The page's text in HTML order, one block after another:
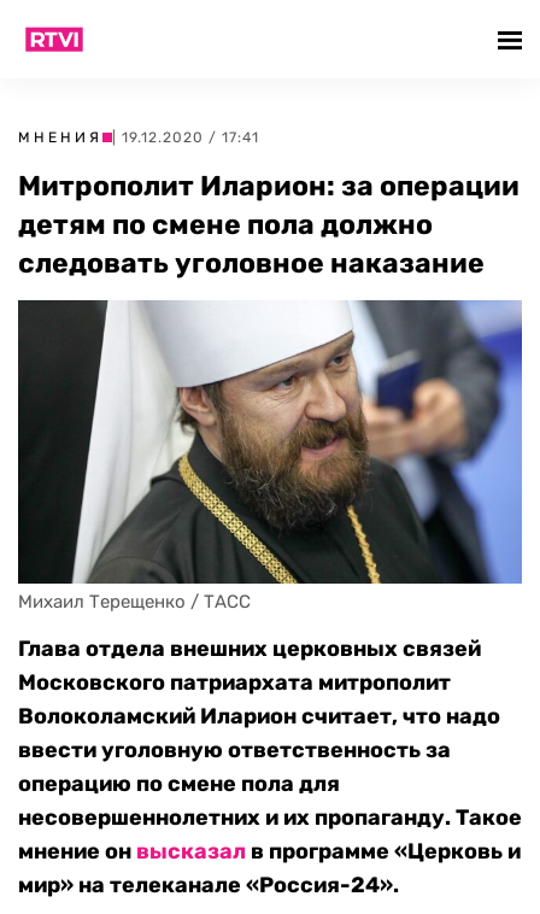
МНЕНИЯ | 19.12.2020 / 17:41
Митрополит Иларион: за операции
детям по смене пола должно
следовать уголовное наказание
Михаил Терещенко / ТАСС
Глава отдела внешних церковных связей
Московского патриархата митрополит
Волоколамский Иларион считает, что надо
ввести уголовную ответственность за
операцию по смене пола для
несовершеннолетних и их пропаганду. Такое
мнение он высказал в программе «Церковь и
мир» на телеканале «Россия-24».